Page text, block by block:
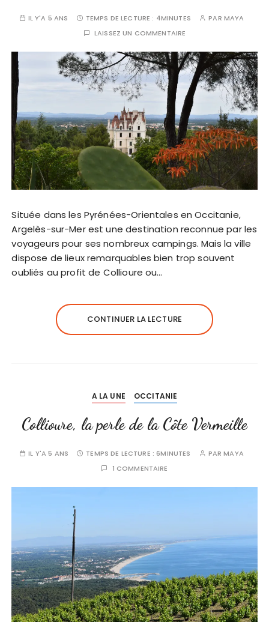
IL Y'A 5 ANS TEMPS DE LECTURE : 4MINUTES PAR MAYA
LAISSEZ UN COMMENTAIRE
Située dans les Pyrénées-Orientales en Occitanie,
Argelès-sur-Mer est une destination reconnue par les
voyageurs pour ses nombreux campings. Mais la ville
dispose de lieux remarquables bien trop souvent
oubliés au profit de Collioure ou…
CONTINUER LA LECTURE
A LA UNE OCCITANIE
Collioure, la perle de la Côte Vermeille
IL Y'A 5 ANS TEMPS DE LECTURE :6MINUTES PARMAYA
1 COMMENTAIRE